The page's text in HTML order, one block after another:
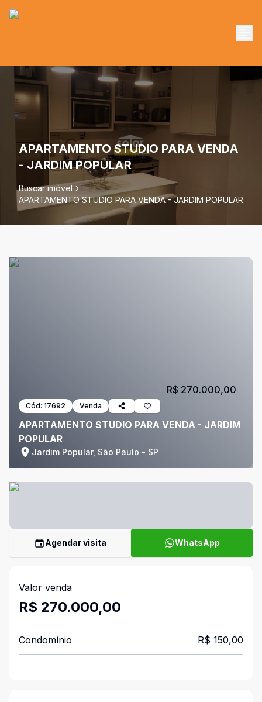
APARTAMENTO STUDIO PARA VENDA
- JARDIM POPULAR
Buscar imóvel
APARTAMENTO STUDIO PARA VENDA - JARDIM POPULAR
Cód: 17692 Venda
APARTAMENTO STUDIO PARA VENDA - JARDIM
POPULAR
Jardim Popular, São Paulo - SP
R$ 270.000,00
Agendar visita WhatsApp
Valor venda
R$ 270.000,00
Condomínio R$ 150,00